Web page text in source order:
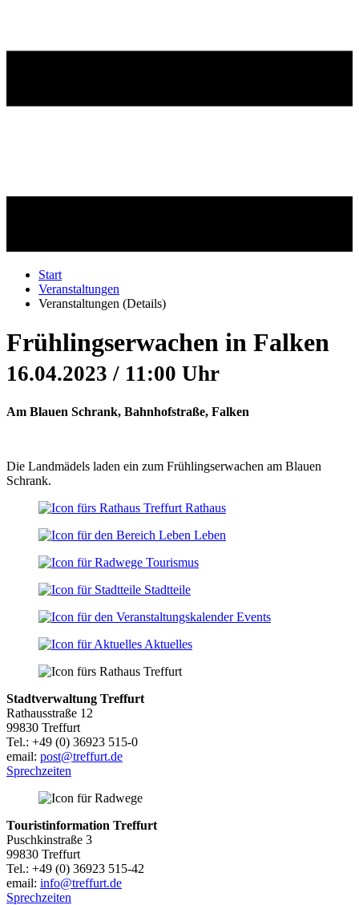
Start
Veranstaltungen
Veranstaltungen (Details)
Frühlingserwachen in Falken
16.04.2023 / 11:00 Uhr
Am Blauen Schrank, Bahnhofstraße, Falken
Die Landmädels laden ein zum Frühlingserwachen am Blauen
Schrank.
Rathaus
Leben
Tourismus
Stadtteile
Events
Aktuelles
Stadtverwaltung Treffurt
Rathausstraße 12
99830 Treffurt
Tel.: +49 (0) 36923 515-0
email: post@treffurt.de
Sprechzeiten
Touristinformation Treffurt
Puschkinstraße 3
99830 Treffurt
Tel.: +49 (0) 36923 515-42
email: info@treffurt.de
Sprechzeiten